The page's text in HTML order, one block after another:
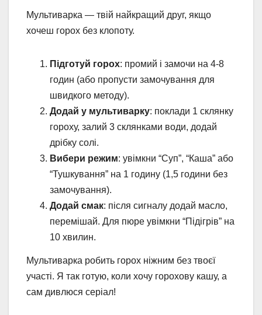
Мультиварка — твій найкращий друг, якщо
хочеш горох без клопоту.
Підготуй горох: промий і замочи на 4-8
годин (або пропусти замочування для
швидкого методу).
Додай у мультиварку: поклади 1 склянку
гороху, залий 3 склянками води, додай
дрібку солі.
Вибери режим: увімкни “Суп”, “Каша” або
“Тушкування” на 1 годину (1,5 години без
замочування).
Додай смак: після сигналу додай масло,
перемішай. Для пюре увімкни “Підігрів” на
10 хвилин.
Мультиварка робить горох ніжним без твоєї
участі. Я так готую, коли хочу горохову кашу, а
сам дивлюся серіал!